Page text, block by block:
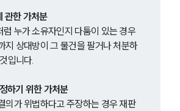
오시는 길
글로벌 파트너 로펌
고객의 소리
통합검색
AI대륜
업무사례
관한 가처분
럼 누가 소유자인지 다툼이 있는 경우
지 상대방이 그 물건을 팔거나 처분하
입니다.
하기 위한 가처분
의가 위법하다고 주장하는 경우 재판